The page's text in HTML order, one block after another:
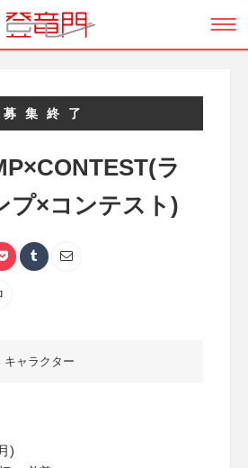
募集終了
ラ
プ×コンテスト)
キャラクター
)